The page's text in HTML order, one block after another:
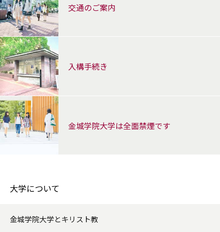
交通のご案内
入構手続き
金城学院大学は全面禁煙です
大学について
金城学院大学とキリスト教